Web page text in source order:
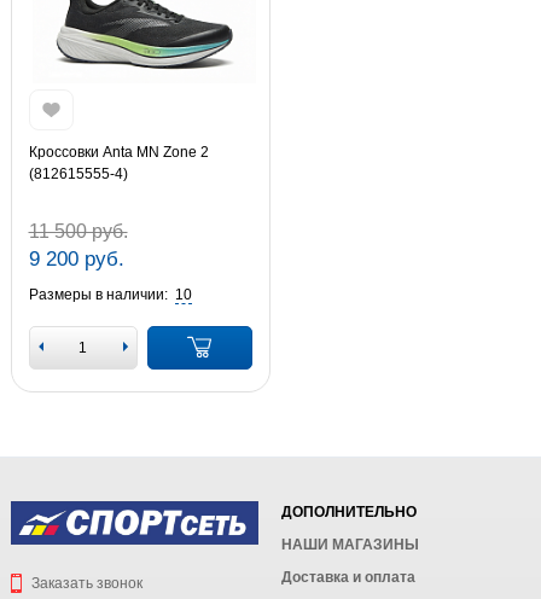
Кроссовки Anta MN Zone 2
(812615555-4)
11 500 руб.
9 200 руб.
Размеры в наличии: 10
Заказать звонок
ДОПОЛНИТЕЛЬНО
НАШИ МАГАЗИНЫ
Доставка и оплата